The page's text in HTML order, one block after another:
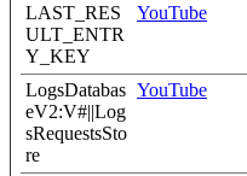
LAST_RES
ULT_ENTR
Y_KEY
YouTube
LogsDatabas
eV2:V#||Log
sRequestsSto
re
YouTube